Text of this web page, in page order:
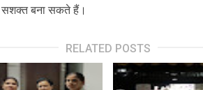
सशक्त बना सकते हैं।
RELATED POSTS